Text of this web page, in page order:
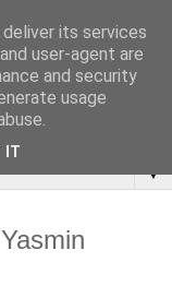
▼
its services
user-agent are
and security
usage
IT